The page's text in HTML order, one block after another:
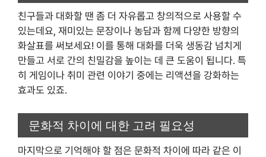
친구들과 대화할 땐 좀 더 자유롭고 창의적으로 사용할 수
있는데요, 재미있는 문장이나 농담과 함께 다양한 방향의
화살표를 써보세요! 이를 통해 대화를 더욱 생동감 넘치게
만들고 서로 간의 친밀감을 높이는 데 큰 도움이 됩니다. 특
히 게임이나 취미 관련 이야기 중에는 리액션을 강화하는
효과도 있죠.
문화적 차이에 대한 고려 필요성
마지막으로 기억해야 할 점은 문화적 차이에 따라 같은 이